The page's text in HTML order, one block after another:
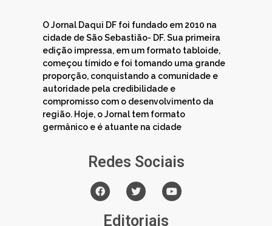
O Jornal Daqui DF foi fundado em 2010 na
cidade de São Sebastião- DF. Sua primeira
edição impressa, em um formato tabloide,
começou tímido e foi tomando uma grande
proporção, conquistando a comunidade e
autoridade pela credibilidade e
compromisso com o desenvolvimento da
região. Hoje, o Jornal tem formato
germânico e é atuante na cidade
Redes Sociais
Editoriais